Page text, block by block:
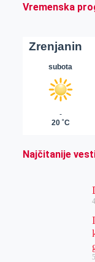
Vremenska
Najčitanije